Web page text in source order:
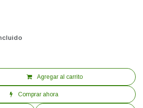
Agregar al carrito
Comprar ahora